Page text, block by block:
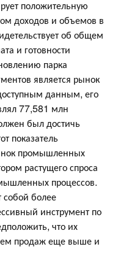
положительную
доходов и объемов в
об общем
и готовности
парка
является рынок
данным, его
77,581 млн
был достичь
показатель
промышленных
растущего спроса
процессов.
собой более
инструмент по
что их
продаж еще выше и